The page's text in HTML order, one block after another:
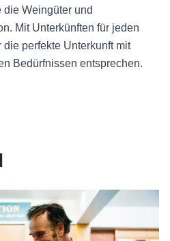
Weingüter und
Mit Unterkünften für jeden
perfekte Unterkunft mit
Bedürfnissen entsprechen.